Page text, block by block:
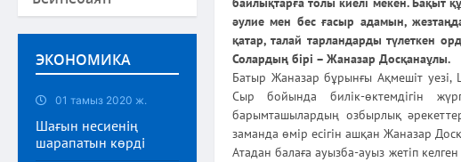
ЭКОНОМИКА
01 тамыз 2020 ж.
Шағын несиенің
шарапатын көрді
әулие мен бес ғасыр адамын,
қатар, талай тарландарды түлеткен
Солардың бірі – Жаназар Досқанаұлы.
Батыр Жаназар бұрынғы Ақмешіт
Сыр бойында билік-өктемдігін
барымташылардың озбырлық
заманда өмір есігін ашқан Жаназар
Атадан балаға ауызба-ауыз жетіп келген